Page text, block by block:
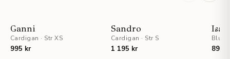
Ganni
Cardigan · Str XS
995 kr
Sandro
Cardigan · Str S
1 195 kr
Bluse
895